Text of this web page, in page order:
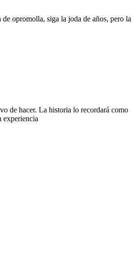
de opromolla, siga la joda de años, pero la
de hacer. La historia lo recordará como
experiencia